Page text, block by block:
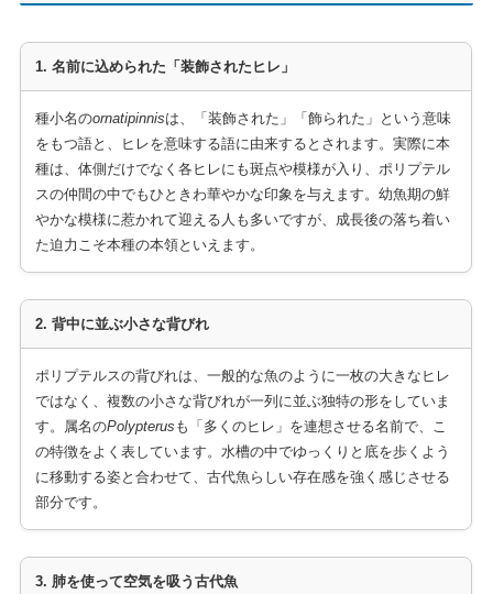
1. 名前に込められた「装飾されたヒレ」
種小名のornatipinnisは、「装飾された」「飾られた」という意味
をもつ語と、ヒレを意味する語に由来するとされます。実際に本
種は、体側だけでなく各ヒレにも斑点や模様が入り、ポリプテル
スの仲間の中でもひときわ華やかな印象を与えます。幼魚期の鮮
やかな模様に惹かれて迎える人も多いですが、成長後の落ち着い
た迫力こそ本種の本領といえます。
2. 背中に並ぶ小さな背びれ
ポリプテルスの背びれは、一般的な魚のように一枚の大きなヒレ
ではなく、複数の小さな背びれが一列に並ぶ独特の形をしていま
す。属名のPolypterus も「多くのヒレ」を連想させる名前で、こ
の特徴をよく表しています。水槽の中でゆっくりと底を歩くよう
に移動する姿と合わせて、古代魚らしい存在感を強く感じさせる
部分です。
3. 肺を使って空気を吸う古代魚